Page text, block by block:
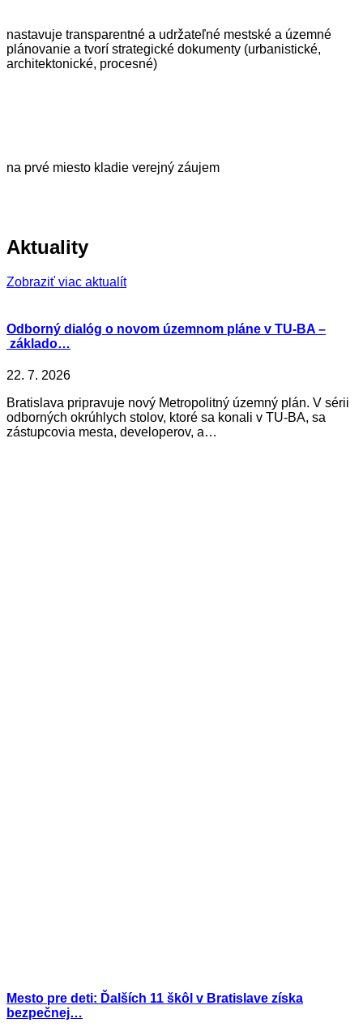
nastavuje transparentné a udržateľné mestské a územné
plánovanie a tvorí strategické dokumenty (urbanistické,
architektonické, procesné)
na prvé miesto kladie verejný záujem
Aktuality
Zobraziť viac aktualít
Odborný dialóg o novom územnom pláne v TU-BA –
základo…
22. 7. 2026
Bratislava pripravuje nový Metropolitný územný plán. V sérii
odborných okrúhlych stolov, ktoré sa konali v TU-BA, sa
zástupcovia mesta, developerov, a…
Mesto pre deti: Ďalších 11 škôl v Bratislave získa
bezpečnej…